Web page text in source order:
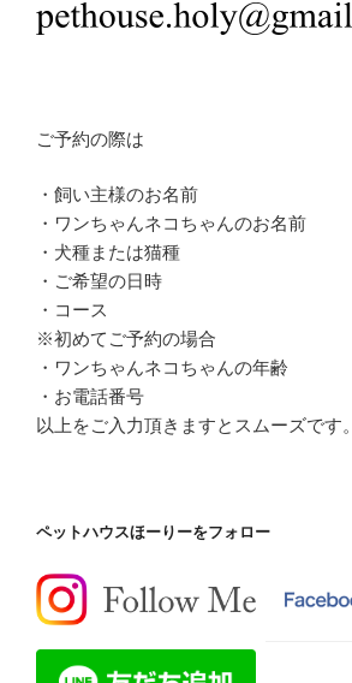
ご予約の際は
・飼い主様のお名前
・ワンちゃんネコちゃんのお名前
・犬種または猫種
・ご希望の日時
・コース
※初めてご予約の場合
・ワンちゃんネコちゃんの年齢
・お電話番号
以上をご入力頂きますとスムーズです。
ペットハウスほーりーをフォロー